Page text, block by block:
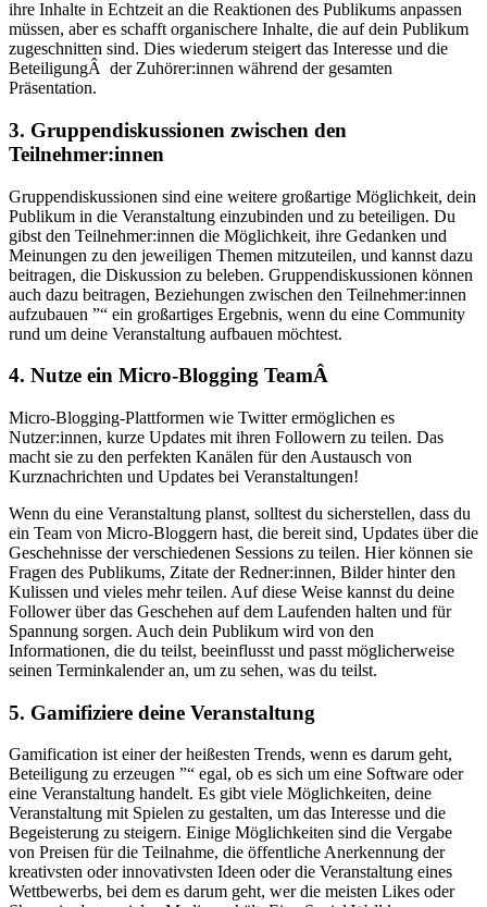
ihre Inhalte in Echtzeit an die Reaktionen des Publikums anpassen
müssen, aber es schafft organischere Inhalte, die auf dein Publikum
zugeschnitten sind. Dies wiederum steigert das Interesse und die
BeteiligungÂ der Zuhörer:innen während der gesamten
Präsentation.
3. Gruppendiskussionen zwischen den
Teilnehmer:innen
Gruppendiskussionen sind eine weitere großartige Möglichkeit, dein
Publikum in die Veranstaltung einzubinden und zu beteiligen. Du
gibst den Teilnehmer:innen die Möglichkeit, ihre Gedanken und
Meinungen zu den jeweiligen Themen mitzuteilen, und kannst dazu
beitragen, die Diskussion zu beleben. Gruppendiskussionen können
auch dazu beitragen, Beziehungen zwischen den Teilnehmer:innen
aufzubauen ”“ ein großartiges Ergebnis, wenn du eine Community
rund um deine Veranstaltung aufbauen möchtest.
4. Nutze ein Micro-Blogging TeamÂ
Micro-Blogging-Plattformen wie Twitter ermöglichen es
Nutzer:innen, kurze Updates mit ihren Followern zu teilen. Das
macht sie zu den perfekten Kanälen für den Austausch von
Kurznachrichten und Updates bei Veranstaltungen!
Wenn du eine Veranstaltung planst, solltest du sicherstellen, dass du
ein Team von Micro-Bloggern hast, die bereit sind, Updates über die
Geschehnisse der verschiedenen Sessions zu teilen. Hier können sie
Fragen des Publikums, Zitate der Redner:innen, Bilder hinter den
Kulissen und vieles mehr teilen. Auf diese Weise kannst du deine
Follower über das Geschehen auf dem Laufenden halten und für
Spannung sorgen. Auch dein Publikum wird von den
Informationen, die du teilst, beeinflusst und passt möglicherweise
seinen Terminkalender an, um zu sehen, was du teilst.
5. Gamifiziere deine Veranstaltung
Gamification ist einer der heißesten Trends, wenn es darum geht,
Beteiligung zu erzeugen ”“ egal, ob es sich um eine Software oder
eine Veranstaltung handelt. Es gibt viele Möglichkeiten, deine
Veranstaltung mit Spielen zu gestalten, um das Interesse und die
Begeisterung zu steigern. Einige Möglichkeiten sind die Vergabe
von Preisen für die Teilnahme, die öffentliche Anerkennung der
kreativsten oder innovativsten Ideen oder die Veranstaltung eines
Wettbewerbs, bei dem es darum geht, wer die meisten Likes oder